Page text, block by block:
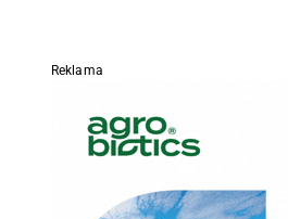
Reklama